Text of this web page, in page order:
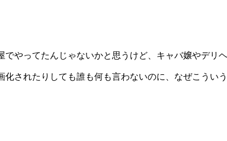
やってたんじゃないかと思うけど、キャバ嬢やデリ
されたりしても誰も何も言わないのに、なぜこうい